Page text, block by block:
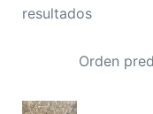
resultados